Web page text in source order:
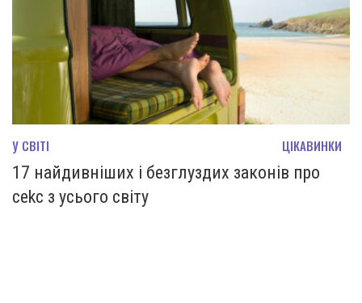
У СВІТІ ЦІКАВИНКИ
17 найдивніших і безглуздих законів про
сеkc з усього світу